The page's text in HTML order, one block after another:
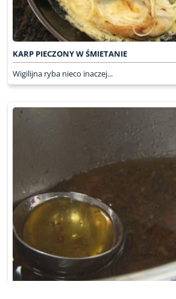
KARP PIECZONY W ŚMIETANIE
Wigilijna ryba nieco inaczej...